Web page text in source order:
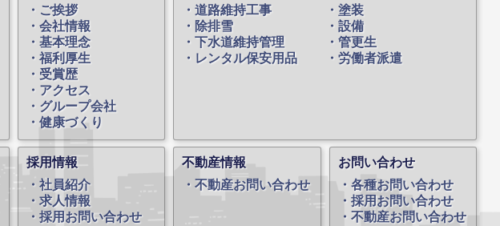
ご挨拶
会社情報
基本理念
福利厚生
受賞歴
アクセス
グループ会社
健康づくり
道路維持工事
塗装
除排雪
設備
下水道維持管理
管更生
レンタル保安用品
労働者派遣
採用情報
社員紹介
求人情報
採用お問い合わせ
不動産情報
不動産お問い合わせ
お問い合わせ
各種お問い合わせ
採用お問い合わせ
不動産お問い合わせ